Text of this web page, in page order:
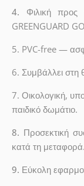
4. Φιλική προς
GREENGUARD
5. PVC-free —
6. Συμβάλλει στη
7. Οικολογική,
παιδικό δωμάτιο.
8. Προσεκτική
κατά τη μεταφορά.
9. Εύκολη